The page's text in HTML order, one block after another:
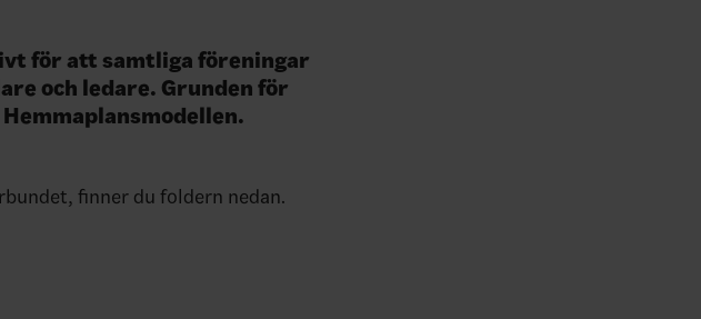
för att samtliga föreningar
och ledare. Grunden för
finner du foldern nedan.